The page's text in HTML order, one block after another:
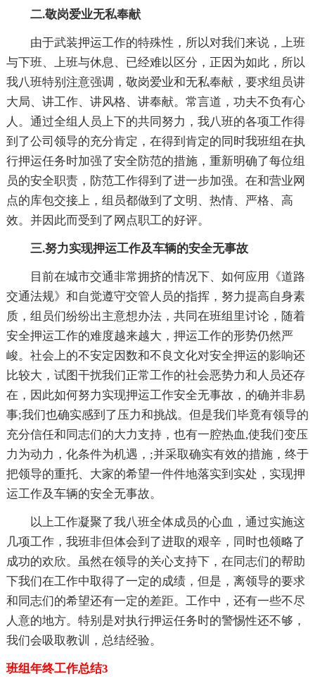
二.敬岗爱业无私奉献
由于武装押运工作的特殊性，所以对我们来说，上班
与下班、上班与休息、已经难以区分，正因为如此，所以
我八班特别注意强调，敬岗爱业和无私奉献，要求组员讲
大局、讲工作、讲风格、讲奉献。常言道，功夫不负有心
人。通过全组人员上下的共同努力，我八班的各项工作得
到了公司领导的充分肯定，在得到肯定的同时我班组在执
行押运任务时加强了安全防范的措施，重新明确了每位组
员的安全职责，防范工作得到了进一步加强。在和营业网
点的库包交接上，组员都做到了文明、热情、严格、高
效。并因此而受到了网点职工的好评。
三.努力实现押运工作及车辆的安全无事故
目前在城市交通非常拥挤的情况下、如何应用《道路
交通法规》和自觉遵守交管人员的指挥，努力提高自身素
质，组员们纷纷出主意想办法，共同在班组里讨论，随着
安全押运工作的难度越来越大，押运工作的形势仍然严
峻。社会上的不安定因数和不良文化对安全押运的影响还
比较大，试图干扰我们正常工作的社会恶势力和人员还存
在，因此如何努力实现押运工作安全无事故，的确并非易
事;我们也确实感到了压力和挑战。但是我们毕竟有领导的
充分信任和同志们的大力支持，也有一腔热血,使我们变压
力为动力，化条件为机遇，;并采取确实有效的措施，终于
把领导的重托、大家的希望一件件地落实到实处，实现押
运工作及车辆的安全无事故。
以上工作凝聚了我八班全体成员的心血，通过实施这
几项工作，我班非但体会到了进取的艰辛，同时也领略了
成功的欢欣。虽然在领导的关心支持下，在同志们的帮助
下我们在工作中取得了一定的成绩，但是，离领导的要求
和同志们的希望还有一定的差距。工作中，还有一些不尽
人意的地方。特别是对执行押运任务时的警惕性还不够，
我们会吸取教训，总结经验。
班组年终工作总结3